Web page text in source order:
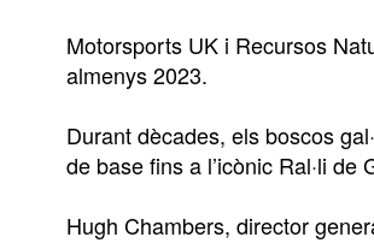
Motorsports UK i Recursos
almenys 2023.
Durant dècades, els boscos
de base fins a l’icònic Ral·li de
Hugh Chambers, director